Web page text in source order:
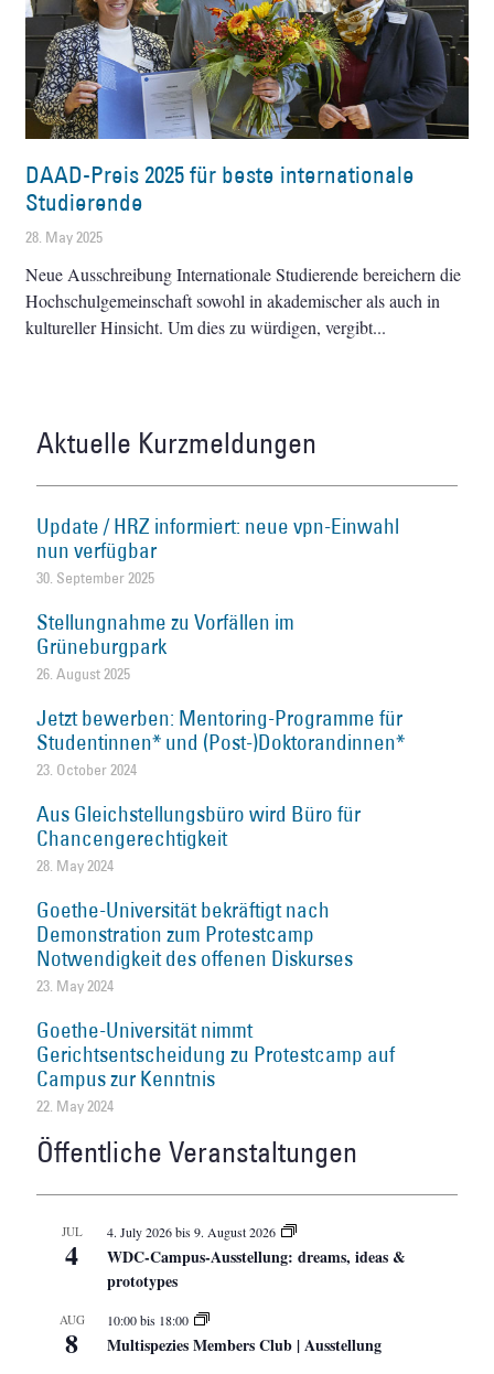
DAAD-Preis 2025 für beste internationale
Studierende
28. May 2025
Neue Ausschreibung Internationale Studierende bereichern die
Hochschulgemeinschaft sowohl in akademischer als auch in
kultureller Hinsicht. Um dies zu würdigen, vergibt
Aktuelle Kurzmeldungen
Update / HRZ informiert: neue vpn-Einwahl
nun verfügbar
30. September 2025
Stellungnahme zu Vorfällen im
Grüneburgpark
26. August 2025
Jetzt bewerben: Mentoring-Programme für
Studentinnen* und (Post-)Doktorandinnen*
23. October 2024
Aus Gleichstellungsbüro wird Büro für
Chancengerechtigkeit
28. May 2024
Goethe-Universität bekräftigt nach
Demonstration zum Protestcamp
Notwendigkeit des offenen Diskurses
23. May 2024
Goethe-Universität nimmt
Gerichtsentscheidung zu Protestcamp auf
Campus zur Kenntnis
22. May 2024
Öffentliche Veranstaltungen
JUL
4
4. July 2026bis9. August 2026
WDC-Campus-Ausstellung: dreams, ideas &
prototypes
AUG
8
10:00bis 18:00
Multispezies Members Club | Ausstellung